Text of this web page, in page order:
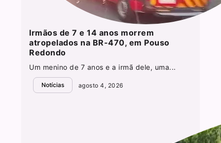
Irmãos de 7 e 14 anos morrem
atropelados na BR-470, em Pouso
Redondo
Um menino de 7 anos e a irmã dele, uma...
Notícias agosto 4, 2026